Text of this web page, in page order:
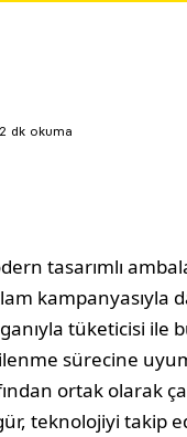
2 dk okuma
tasarımlı
kampanyasıyla
tüketicisi ile
sürecine
ortak olarak
teknolojiyi takip